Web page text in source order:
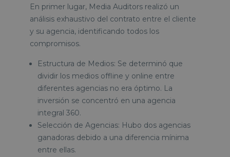
En primer lugar, Media Auditors realizó un
análisis exhaustivo del contrato entre el cliente
y su agencia, identificando todos los
compromisos.
Estructura de Medios: Se determinó que
dividir los medios offline y online entre
diferentes agencias no era óptimo. La
inversión se concentró en una agencia
integral 360.
Selección de Agencias: Hubo dos agencias
ganadoras debido a una diferencia mínima
entre ellas.